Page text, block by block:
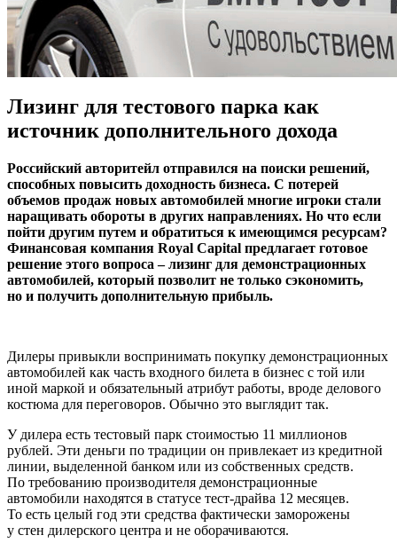
Лизинг для тестового парка как
источник дополнительного дохода
Российский авторитейл отправился на поиски решений,
способных повысить доходность бизнеса. С потерей
объемов продаж новых автомобилей многие игроки стали
наращивать обороты в других направлениях. Но что если
пойти другим путем и обратиться к имеющимся ресурсам?
Финансовая компания Royal Capital предлагает готовое
решение этого вопроса – лизинг для демонстрационных
автомобилей, который позволит не только сэкономить,
но и получить дополнительную прибыль.
Дилеры привыкли воспринимать покупку демонстрационных
автомобилей как часть входного билета в бизнес с той или
иной маркой и обязательный атрибут работы, вроде делового
костюма для переговоров. Обычно это выглядит так.
У дилера есть тестовый парк стоимостью 11 миллионов
рублей. Эти деньги по традиции он привлекает из кредитной
линии, выделенной банком или из собственных средств.
По требованию производителя демонстрационные
автомобили находятся в статусе тест-драйва 12 месяцев.
То есть целый год эти средства фактически заморожены
у стен дилерского центра и не оборачиваются.